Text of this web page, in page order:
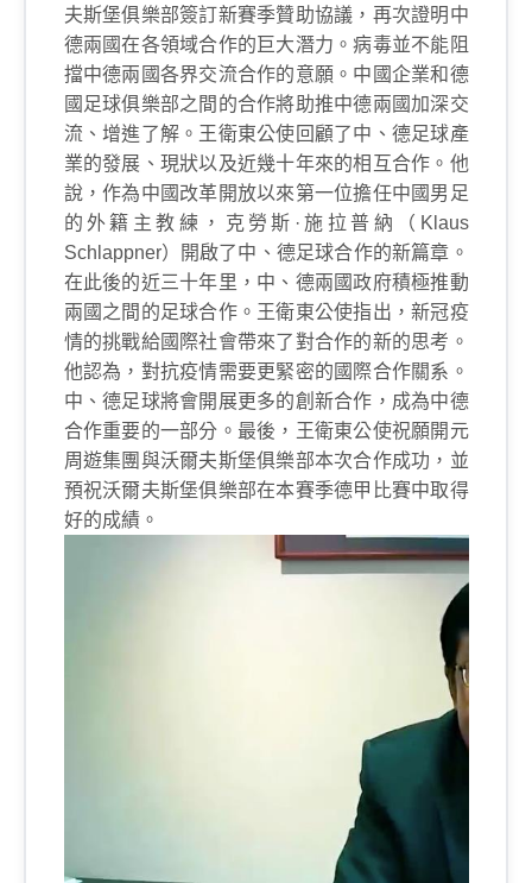
夫斯堡俱樂部簽訂新賽季贊助協議，再次證明中
德兩國在各領域合作的巨大潛力。病毒並不能阻
擋中德兩國各界交流合作的意願。中國企業和德
國足球俱樂部之間的合作將助推中德兩國加深交
流、增進了解。王衛東公使回顧了中、德足球產
業的發展、現狀以及近幾十年來的相互合作。他
說，作為中國改革開放以來第一位擔任中國男足
的外籍主教練，克勞斯·施拉普納（ Klaus
Schlappner）開啟了中、德足球合作的新篇章。
在此後的近三十年里，中、德兩國政府積極推動
兩國之間的足球合作。王衛東公使指出，新冠疫
情的挑戰給國際社會帶來了對合作的新的思考。
他認為，對抗疫情需要更緊密的國際合作關系。
中、德足球將會開展更多的創新合作，成為中德
合作重要的一部分。最後，王衛東公使祝願開元
周遊集團與沃爾夫斯堡俱樂部本次合作成功，並
預祝沃爾夫斯堡俱樂部在本賽季德甲比賽中取得
好的成績。